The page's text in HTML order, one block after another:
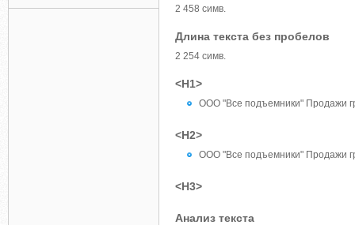
2 458 симв.
Длина текста без пробелов
2 254 симв.
<H1>
ООО "Все подъемники" Продажи
<H2>
ООО "Все подъемники" Продажи
<H3>
Анализ текста